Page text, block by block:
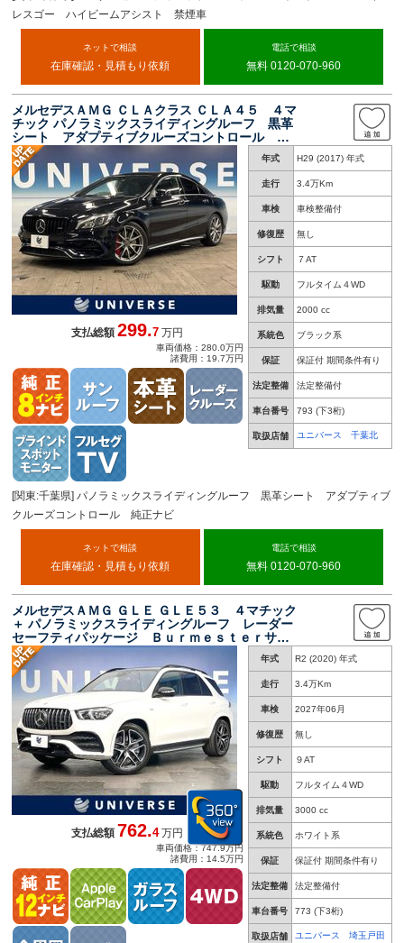
レスゴー ハイビームアシスト 禁煙車
ネットで相談
在庫確認・見積もり依頼
電話で相談
無料 0120-070-960
メルセデスＡＭＧ ＣＬＡクラス ＣＬＡ４５ ４マ
チック パノラミックスライディングルーフ 黒革
シート アダプティブクルーズコントロール 純
正ナビ バックカメラ ＡＭＧロゴ入りブレーキ
キャリパー スポーツサスペンション ドライブ
コントロールスイッチ ＥＴＣ
年式 H29 (2017) 年式
走行 3.4万Km
車検 車検整備付
修復歴 無し
シフト ７AT
駆動 フルタイム４WD
排気量 2000 cc
系統色 ブラック系
保証 保証付 期間条件有り
法定整備 法定整備付
車台番号 793 (下3桁)
取扱店舗 ユニバース 千葉北
支払総額299.7 万円
車両価格：280.0万円
諸費用：19.7万円
[関東:千葉県] パノラミックスライディングルーフ 黒革シート アダプティブ
クルーズコントロール 純正ナビ
ネットで相談
在庫確認・見積もり依頼
電話で相談
無料 0120-070-960
メルセデスＡＭＧ ＧＬＥ ＧＬＥ５３ ４マチック
＋ パノラミックスライディングルーフ レーダー
セーフティパッケージ Ｂｕｒｍｅｓｔｅｒサウ
ンドシステム 全周囲カメラ ヘッドアップディ
スプレイ 黒革シート シートベンチレーショ
ン エアサスペンション
年式 R2 (2020) 年式
走行 3.4万Km
車検 2027年06月
修復歴 無し
シフト ９AT
駆動 フルタイム４WD
排気量 3000 cc
系統色 ホワイト系
保証 保証付 期間条件有り
法定整備 法定整備付
車台番号 773 (下3桁)
取扱店舗 ユニバース 埼玉戸田
支払総額762.4 万円
車両価格：747.9万円
諸費用：14.5万円